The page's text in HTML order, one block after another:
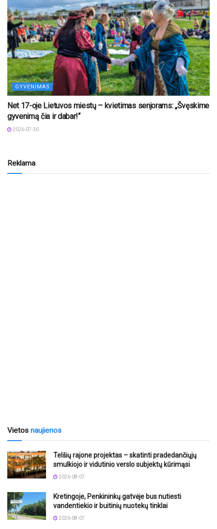
GYVENIMAS
Net 17-oje Lietuvos miestų – kvietimas senjorams: „Švęskime
gyvenimą čia ir dabar!“
2026-07-30
Reklama
Vietos naujienos
Telšių rajone projektas – skatinti pradedančiųjų
smulkiojo ir vidutinio verslo subjektų kūrimąsi
2026-08-07
Kretingoje, Penkininkų gatvėje bus nutiesti
vandentiekio ir buitinių nuotekų tinklai
2026-08-07